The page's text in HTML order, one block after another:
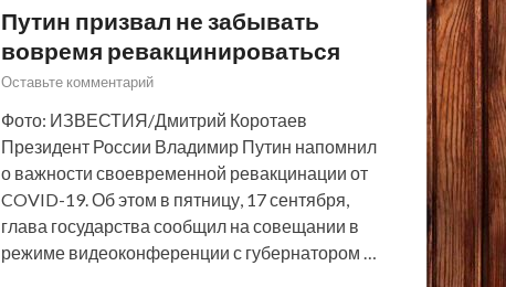
Путин призвал не забывать
вовремя ревакцинироваться
Оставьте комментарий
Фото: ИЗВЕСТИЯ/Дмитрий Коротаев
Президент России Владимир Путин напомнил
о важности своевременной ревакцинации от
COVID-19. Об этом в пятницу, 17 сентября,
глава государства сообщил на совещании в
режиме видеоконференции с губернатором …